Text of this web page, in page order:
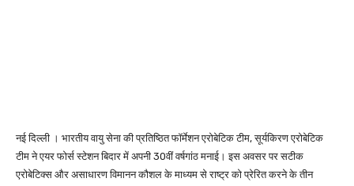
नई दिल्ली । भारतीय वायु सेना की प्रतिष्ठित फॉर्मेशन एरोबेटिक टीम, सूर्यकिरण एरोबेटिक
टीम ने एयर फोर्स स्टेशन बिदार में अपनी 30वीं वर्षगांठ मनाई। इस अवसर पर सटीक
एरोबेटिक्स और असाधारण विमानन कौशल के माध्यम से राष्ट्र को प्रेरित करने के तीन